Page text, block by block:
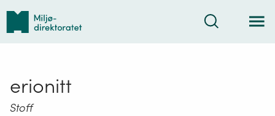
Tilbake
forsiden
Søk
erionitt
Stoff